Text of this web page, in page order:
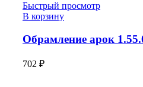
Быстрый просмотр
В корзину
Обрамление арок
702 ₽